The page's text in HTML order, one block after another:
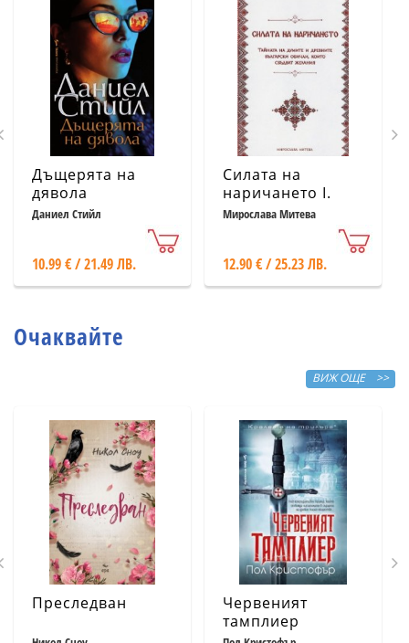
Дъщерята на
дявола
Даниел Стийл
10.99 € / 21.49 ЛВ.
Силата на
наричането І.
Тайната на
български
обичаи, които
Мирослава Митева
12.90 € / 25.23 ЛВ.
Очаквайте
ВИЖ ОЩЕ >>
Преследван
Червеният
тамплиер